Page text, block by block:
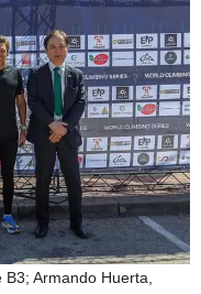
Armando Huerta,